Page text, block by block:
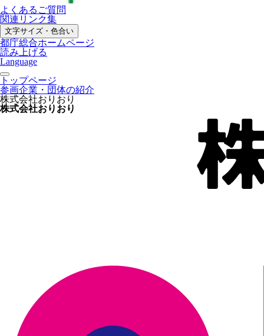
よくあるご質問
関連リンク集
文字サイズ・色合い
都庁総合ホームページ
読み上げる
Language
トップページ
参画企業・団体の紹介
株式会社おりおり
株式会社おりおり